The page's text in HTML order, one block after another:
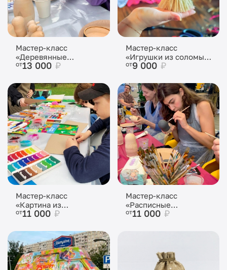
Мастер-класс
«Деревянные
игрушки»
от13 000 ₽
Мастер-класс
«Игрушки из соломы
(лыка)»
от9 000 ₽
Мастер-класс
«Картина из
пластилина»
от11 000 ₽
Мастер-класс
«Расписные
матрешки»
от11 000 ₽